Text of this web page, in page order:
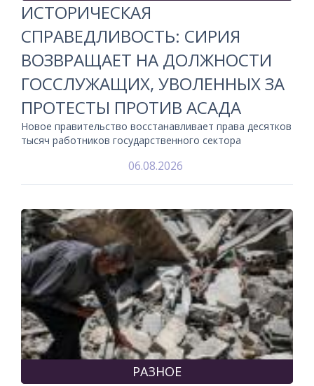
ИСТОРИЧЕСКАЯ
СПРАВЕДЛИВОСТЬ: СИРИЯ
ВОЗВРАЩАЕТ НА ДОЛЖНОСТИ
ГОССЛУЖАЩИХ, УВОЛЕННЫХ ЗА
ПРОТЕСТЫ ПРОТИВ АСАДА
Новое правительство восстанавливает права десятков
тысяч работников государственного сектора
06.08.2026
РАЗНОЕ